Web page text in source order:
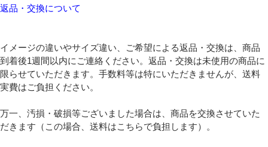
返品・交換について
イメージの違いやサイズ違い、ご希望による返品・交換は、商品
到着後1週間以内にご連絡ください。返品・交換は未使用の商品に
限らせていただきます。手数料等は特にいただきませんが、送料
実費はご負担ください。
万一、汚損・破損等ございました場合は、商品を交換させていた
だきます（この場合、送料はこちらで負担します）。